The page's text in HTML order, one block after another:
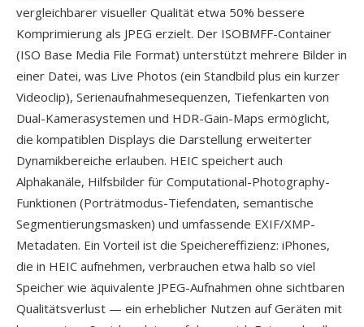
vergleichbarer visueller Qualität etwa 50% bessere
Komprimierung als JPEG erzielt. Der ISOBMFF-Container
(ISO Base Media File Format) unterstützt mehrere Bilder in
einer Datei, was Live Photos (ein Standbild plus ein kurzer
Videoclip), Serienaufnahmesequenzen, Tiefenkarten von
Dual-Kamerasystemen und HDR-Gain-Maps ermöglicht,
die kompatiblen Displays die Darstellung erweiterter
Dynamikbereiche erlauben. HEIC speichert auch
Alphakanäle, Hilfsbilder für Computational-Photography-
Funktionen (Porträtmodus-Tiefendaten, semantische
Segmentierungsmasken) und umfassende EXIF/XMP-
Metadaten. Ein Vorteil ist die Speichereffizienz: iPhones,
die in HEIC aufnehmen, verbrauchen etwa halb so viel
Speicher wie äquivalente JPEG-Aufnahmen ohne sichtbaren
Qualitätsverlust — ein erheblicher Nutzen auf Geräten mit